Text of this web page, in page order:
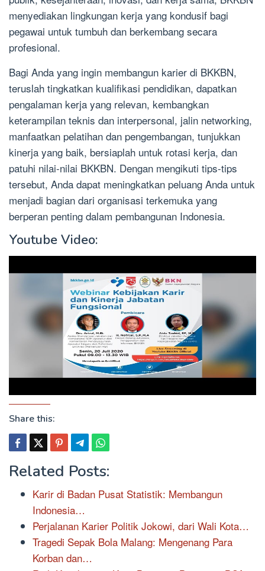
menyediakan lingkungan kerja yang kondusif bagi
pegawai untuk tumbuh dan berkembang secara
profesional.
Bagi Anda yang ingin membangun karier di BKKBN,
teruslah tingkatkan kualifikasi pendidikan, dapatkan
pengalaman kerja yang relevan, kembangkan
keterampilan teknis dan interpersonal, jalin networking,
manfaatkan pelatihan dan pengembangan, tunjukkan
kinerja yang baik, bersiaplah untuk rotasi kerja, dan
patuhi nilai-nilai BKKBN. Dengan mengikuti tips-tips
tersebut, Anda dapat meningkatkan peluang Anda untuk
menjadi bagian dari organisasi terkemuka yang
berperan penting dalam pembangunan Indonesia.
Youtube Video:
Share this:
Related Posts:
Karir di Badan Pusat Statistik: Membangun
Indonesia…
Perjalanan Karier Politik Jokowi, dari Wali Kota…
Tragedi Sepak Bola Malang: Mengenang Para
Korban dan…